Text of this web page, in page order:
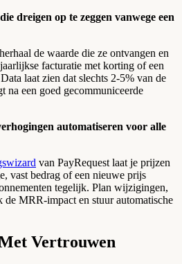
dreigen op te zeggen vanwege een
de waarde die ze ontvangen en
facturatie met korting of een
laat zien dat slechts 2-5% van de
na een goed gecommuniceerde
automatiseren voor alle
van PayRequest laat je prijzen
vast bedrag of een nieuwe prijs
tegelijk. Plan wijzigingen,
de MRR-impact en stuur automatische
Vertrouwen